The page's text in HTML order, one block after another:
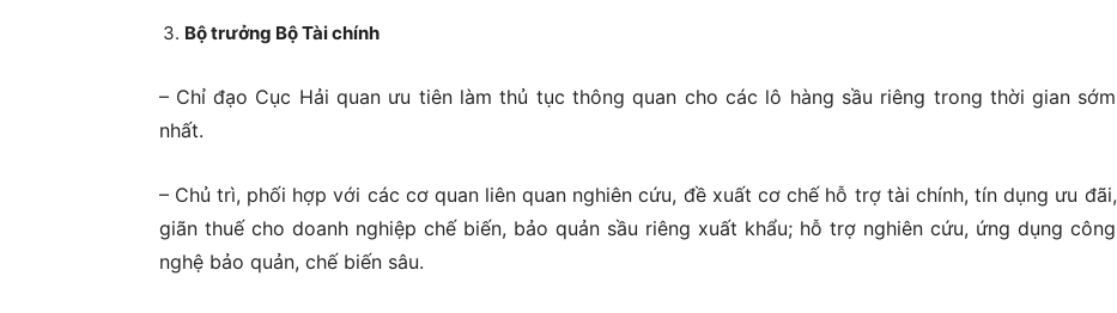
Bộ trưởng Bộ Tài chính
– Chỉ đạo Cục Hải quan ưu tiên làm thủ tục thông quan cho các lô hàng sầu riêng trong thời gian sớm
nhất.
– Chủ trì, phối hợp với các cơ quan liên quan nghiên cứu, đề xuất cơ chế hỗ trợ tài chính, tín dụng ưu đãi,
giãn thuế cho doanh nghiệp chế biến, bảo quản sầu riêng xuất khẩu; hỗ trợ nghiên cứu, ứng dụng công
nghệ bảo quản, chế biến sâu.